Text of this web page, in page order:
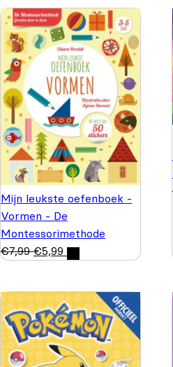
Mijn leukste oefenboek -
Vormen - De
Montessorimethode
€7,99 €5,99